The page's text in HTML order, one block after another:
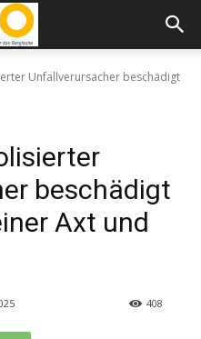
Unfallverursacher beschädigt
beschädigt
Axt und
408